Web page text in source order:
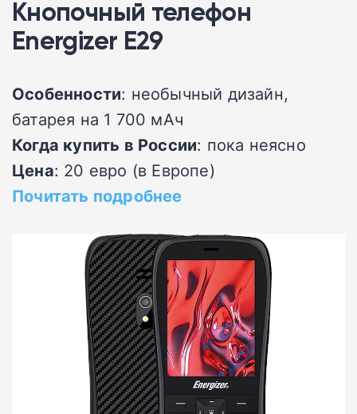
Кнопочный телефон
Energizer E29
Особенности: необычный дизайн,
батарея на 1 700 мАч
Когда купить в России: пока неясно
Цена: 20 евро (в Европе)
Почитать подробнее